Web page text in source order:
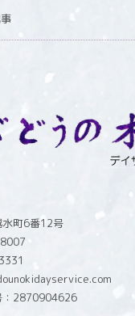
水町6番12号
：2870904626